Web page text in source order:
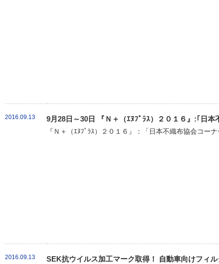
2016.09.13 9月28日～30日 『Ｎ＋（ｴﾇﾌﾟﾗｽ）２０１６』:｢日
『Ｎ＋（ｴﾇﾌﾟﾗｽ）２０１６』：「日本不織布協会コー
2016.09.13 SEK抗ウイルス加工マーク取得！ 自動車向けフィ